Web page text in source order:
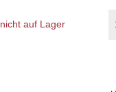
nicht auf Lager